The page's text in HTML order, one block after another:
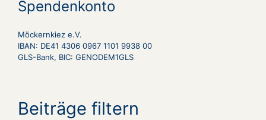
Spendenkonto
Möckernkiez e.V.
IBAN: DE41 4306 0967 1101 9938 00
GLS-Bank, BIC: GENODEM1GLS
Beiträge filtern